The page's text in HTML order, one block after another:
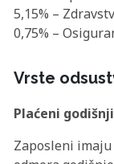
5,15% –
0,75% –
Vrste
Plaćeni
Zaposleni